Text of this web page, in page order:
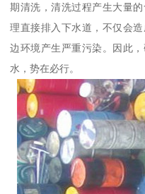
期清洗，清洗过程产生大量
理直接排入下水道，不仅会
边环境产生严重污染。因此
水，势在必行。